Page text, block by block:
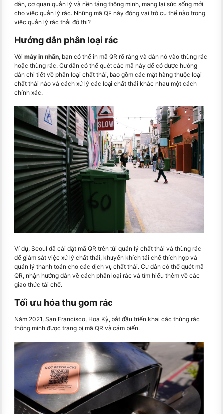
dân, cơ quan quản lý và nền tảng thông minh, mang lại sức sống mới
cho việc quản lý rác. Những mã QR này đóng vai trò cụ thể nào trong
việc quản lý rác thải đô thị?
Hướng dẫn phân loại rác
Với máy in nhãn, bạn có thể in mã QR rõ ràng và dán nó vào thùng rác
hoặc thùng rác. Cư dân có thể quét các mã này để có được hướng
dẫn chi tiết về phân loại chất thải, bao gồm các mặt hàng thuộc loại
chất thải nào và cách xử lý các loại chất thải khác nhau một cách
chính xác.
Ví dụ, Seoul đã cài đặt mã QR trên túi quản lý chất thải và thùng rác
để giám sát việc xử lý chất thải, khuyến khích tái chế thích hợp và
quản lý thanh toán cho các dịch vụ chất thải. Cư dân có thể quét mã
QR, nhận hướng dẫn về cách phân loại rác và tìm hiểu thêm về các
giao thức tái chế.
Tối ưu hóa thu gom rác
Năm 2021, San Francisco, Hoa Kỳ, bắt đầu triển khai các thùng rác
thông minh được trang bị mã QR và cảm biến.